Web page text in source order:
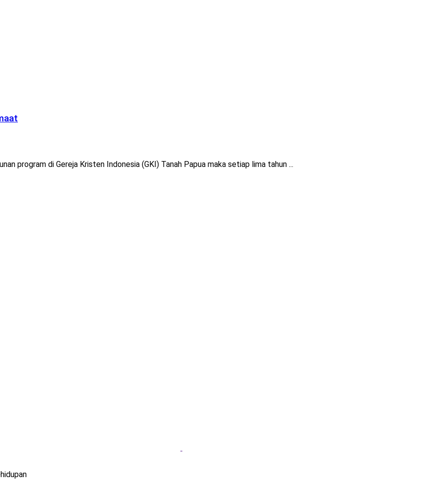
program di Gereja Kristen Indonesia (GKI) Tanah Papua maka setiap lima tahun ...